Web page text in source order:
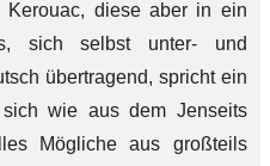
Kerouac, diese aber in ein
sich selbst unter- und
übertragend, spricht ein
sich wie aus dem Jenseits
Mögliche aus großteils